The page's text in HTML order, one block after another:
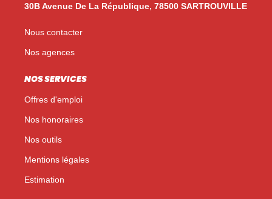
30B Avenue De La République, 78500 SARTROUVILLE
Nous contacter
Nos agences
NOS SERVICES
Offres d'emploi
Nos honoraires
Nos outils
Mentions légales
Estimation